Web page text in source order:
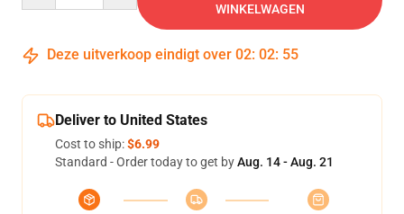
WINKELWAGEN
Deze uitverkoop eindigt over 02: 02: 54
Deliver to United States
Cost to ship:$6.99
Standard - Order today to get byAug. 14 - Aug. 21